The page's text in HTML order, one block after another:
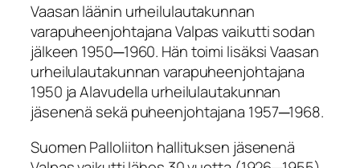
Vaasan läänin urheilulautakunnan
varapuheenjohtajana Valpas vaikutti sodan
jälkeen 1950─1960. Hän toimi lisäksi Vaasan
urheilulautakunnan varapuheenjohtajana
1950 ja Alavudella urheilulautakunnan
jäsenenä sekä puheenjohtajana 1957─1968.
Suomen Palloliiton hallituksen jäsenenä